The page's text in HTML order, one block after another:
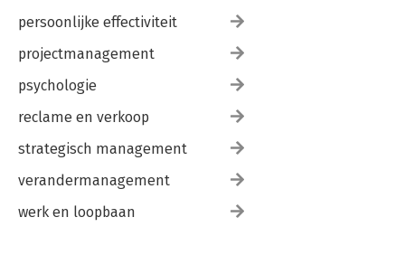
persoonlijke effectiviteit
projectmanagement
psychologie
reclame en verkoop
strategisch management
verandermanagement
werk en loopbaan